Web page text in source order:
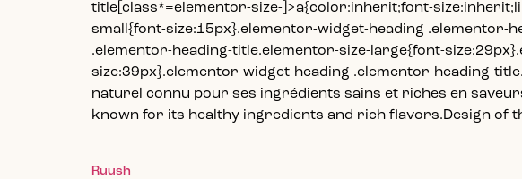
title[class*=elementor-size-]>a{color:inherit;font-
small{font-size:15px}.elementor-widget-heading .elementor-
.elementor-heading-title.elementor-size-large{font-
size:39px}.elementor-widget-heading .elementor-heading-
naturel connu pour ses ingrédients sains et riches en
known for its healthy ingredients and rich flavors.Design of
Ruush